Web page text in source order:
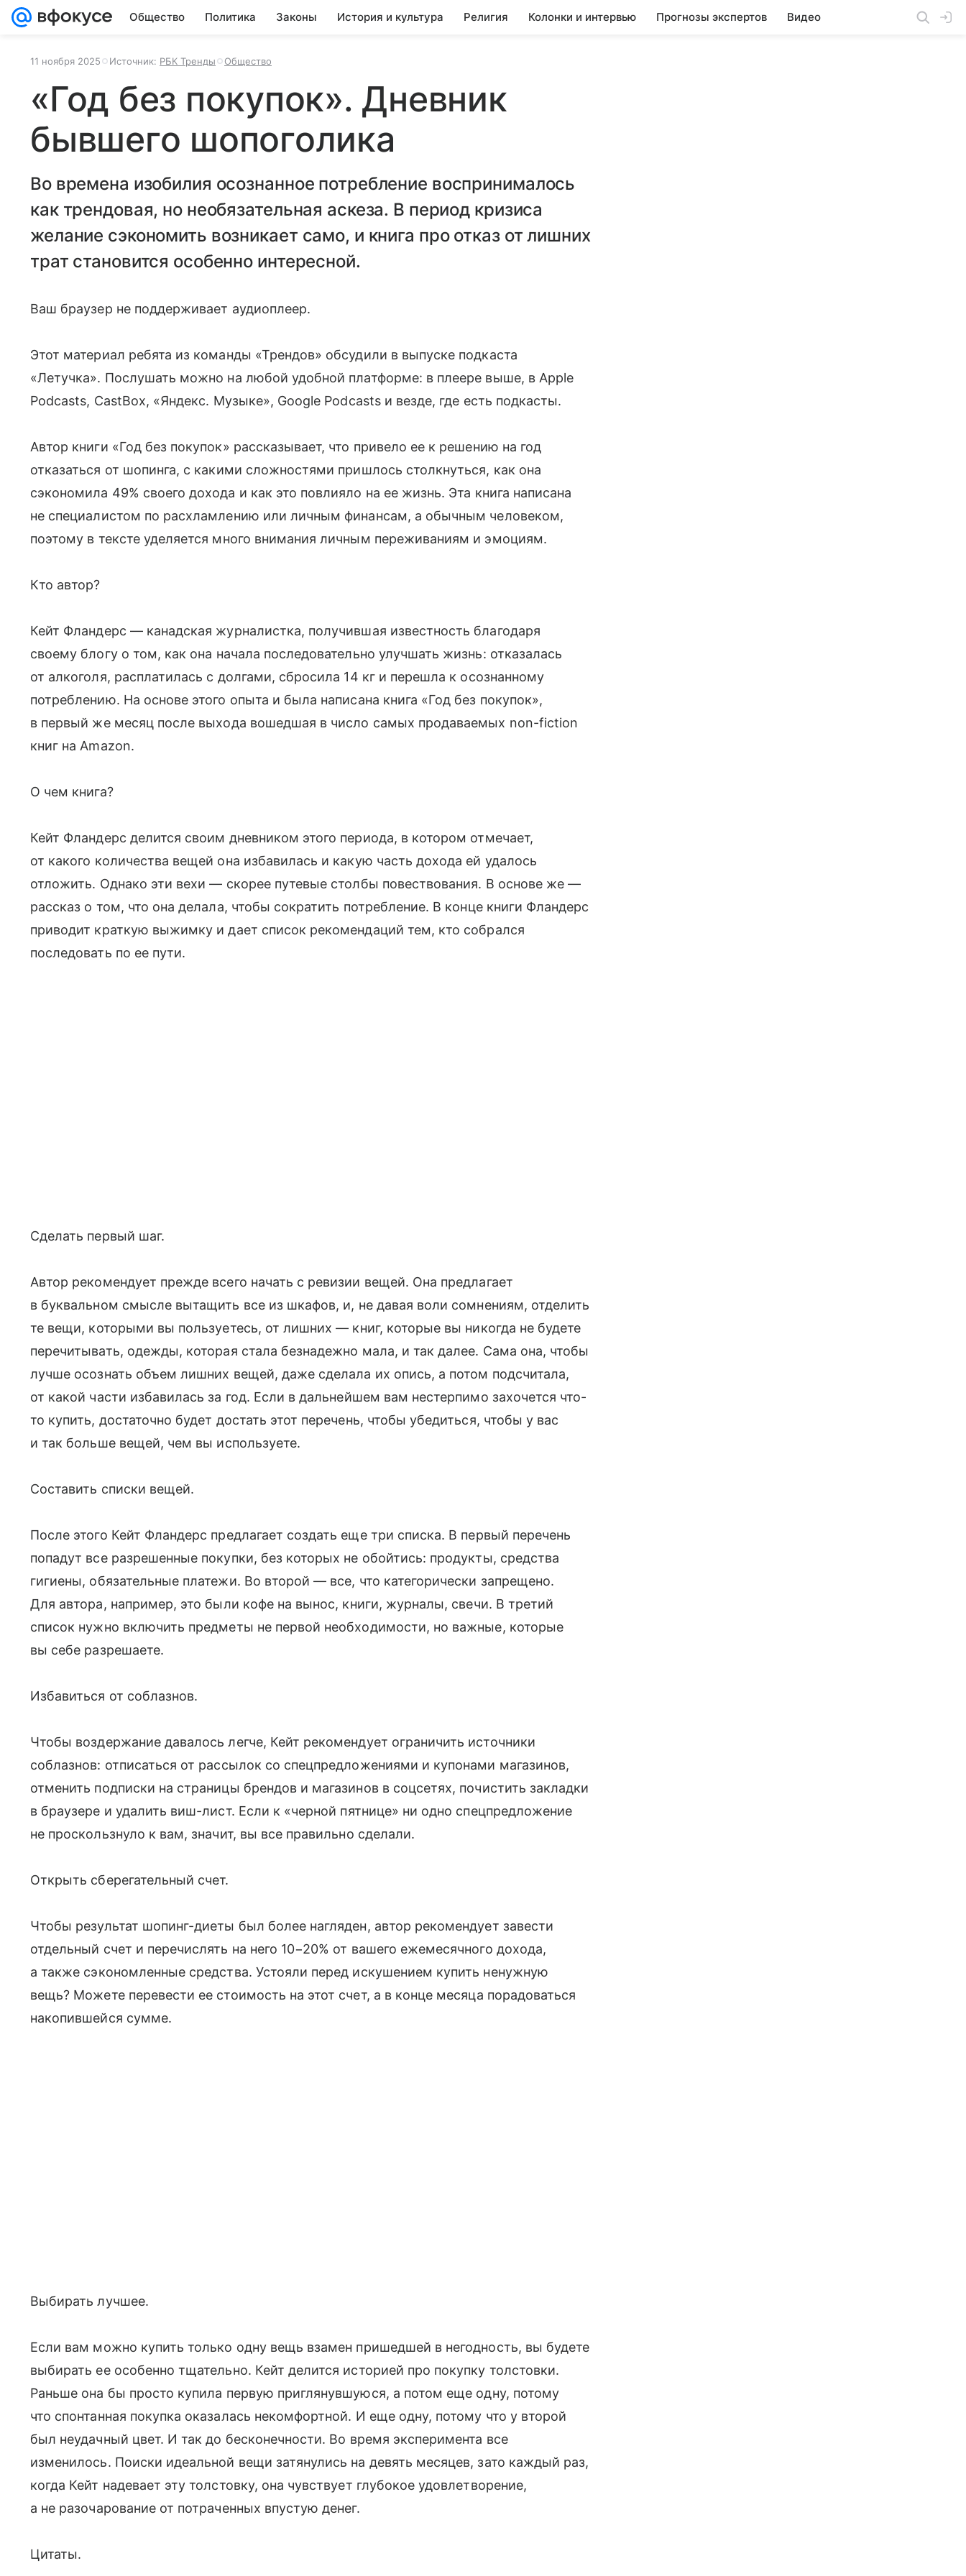
Общество Политика Законы История и культура Религия Колонки и интервью Прогнозы экспертов Видео
11 ноября 2025 Источник: РБК Тренды Общество
«Год без покупок». Дневник
бывшего шопоголика
Во времена изобилия осознанное потребление воспринималось
как трендовая, но необязательная аскеза. В период кризиса
желание сэкономить возникает само, и книга про отказ от лишних
трат становится особенно интересной.
Ваш браузер не поддерживает аудиоплеер.
Этот материал ребята из команды «Трендов» обсудили в выпуске подкаста
«Летучка». Послушать можно на любой удобной платформе: в плеере выше, в Apple
Podcasts, CastBox, «Яндекс. Музыке», Google Podcasts и везде, где есть подкасты.
Автор книги «Год без покупок» рассказывает, что привело ее к решению на год
отказаться от шопинга, с какими сложностями пришлось столкнуться, как она
сэкономила 49% своего дохода и как это повлияло на ее жизнь. Эта книга написана
не специалистом по расхламлению или личным финансам, а обычным человеком,
поэтому в тексте уделяется много внимания личным переживаниям и эмоциям.
Кто автор?
Кейт Фландерс — канадская журналистка, получившая известность благодаря
своему блогу о том, как она начала последовательно улучшать жизнь: отказалась
от алкоголя, расплатилась с долгами, сбросила 14 кг и перешла к осознанному
потреблению. На основе этого опыта и была написана книга «Год без покупок»,
в первый же месяц после выхода вошедшая в число самых продаваемых non-fiction
книг на Amazon.
О чем книга?
Кейт Фландерс делится своим дневником этого периода, в котором отмечает,
от какого количества вещей она избавилась и какую часть дохода ей удалось
отложить. Однако эти вехи — скорее путевые столбы повествования. В основе же —
рассказ о том, что она делала, чтобы сократить потребление. В конце книги Фландерс
приводит краткую выжимку и дает список рекомендаций тем, кто собрался
последовать по ее пути.
Сделать первый шаг.
Автор рекомендует прежде всего начать с ревизии вещей. Она предлагает
в буквальном смысле вытащить все из шкафов, и, не давая воли сомнениям, отделить
те вещи, которыми вы пользуетесь, от лишних — книг, которые вы никогда не будете
перечитывать, одежды, которая стала безнадежно мала, и так далее. Сама она, чтобы
лучше осознать объем лишних вещей, даже сделала их опись, а потом подсчитала,
от какой части избавилась за год. Если в дальнейшем вам нестерпимо захочется что-
то купить, достаточно будет достать этот перечень, чтобы убедиться, чтобы у вас
и так больше вещей, чем вы используете.
Составить списки вещей.
После этого Кейт Фландерс предлагает создать еще три списка. В первый перечень
попадут все разрешенные покупки, без которых не обойтись: продукты, средства
гигиены, обязательные платежи. Во второй — все, что категорически запрещено.
Для автора, например, это были кофе на вынос, книги, журналы, свечи. В третий
список нужно включить предметы не первой необходимости, но важные, которые
вы себе разрешаете.
Избавиться от соблазнов.
Чтобы воздержание давалось легче, Кейт рекомендует ограничить источники
соблазнов: отписаться от рассылок со спецпредложениями и купонами магазинов,
отменить подписки на страницы брендов и магазинов в соцсетях, почистить закладки
в браузере и удалить виш-лист. Если к «черной пятнице» ни одно спецпредложение
не проскользнуло к вам, значит, вы все правильно сделали.
Открыть сберегательный счет.
Чтобы результат шопинг-диеты был более нагляден, автор рекомендует завести
отдельный счет и перечислять на него 10−20% от вашего ежемесячного дохода,
а также сэкономленные средства. Устояли перед искушением купить ненужную
вещь? Можете перевести ее стоимость на этот счет, а в конце месяца порадоваться
накопившейся сумме.
Выбирать лучшее.
Если вам можно купить только одну вещь взамен пришедшей в негодность, вы будете
выбирать ее особенно тщательно. Кейт делится историей про покупку толстовки.
Раньше она бы просто купила первую приглянувшуюся, а потом еще одну, потому
что спонтанная покупка оказалась некомфортной. И еще одну, потому что у второй
был неудачный цвет. И так до бесконечности. Во время эксперимента все
изменилось. Поиски идеальной вещи затянулись на девять месяцев, зато каждый раз,
когда Кейт надевает эту толстовку, она чувствует глубокое удовлетворение,
а не разочарование от потраченных впустую денег.
Цитаты.